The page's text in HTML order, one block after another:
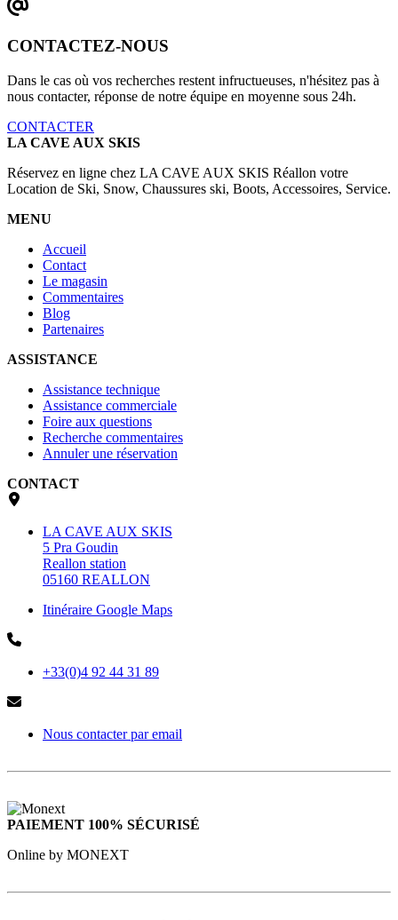
CONTACTEZ-NOUS
Dans le cas où vos recherches restent infructueuses, n'hésitez pas à
nous contacter, réponse de notre équipe en moyenne sous 24h.
CONTACTER
LA CAVE AUX SKIS
Réservez en ligne chez LA CAVE AUX SKIS Réallon votre
Location de Ski, Snow, Chaussures ski, Boots, Accessoires, Service.
MENU
Accueil
Contact
Le magasin
Commentaires
Blog
Partenaires
ASSISTANCE
Assistance technique
Assistance commerciale
Foire aux questions
Recherche commentaires
Annuler une réservation
CONTACT
LA CAVE AUX SKIS
5 Pra Goudin
Reallon station
05160 REALLON
Itinéraire Google Maps
+33(0)4 92 44 31 89
Nous contacter par email
PAIEMENT 100% SÉCURISÉ
Online by MONEXT